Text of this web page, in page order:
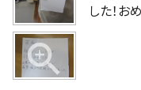
した！お